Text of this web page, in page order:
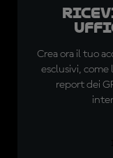
Crea ora il tuo
esclusivi, come
report dei